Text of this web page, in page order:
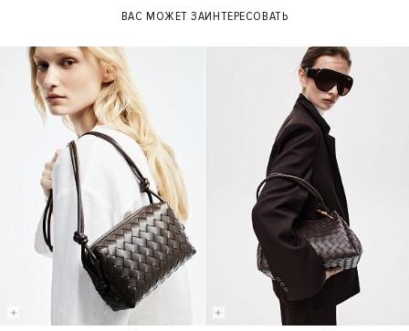
ВАС МОЖЕТ ЗАИНТЕРЕСОВАТЬ